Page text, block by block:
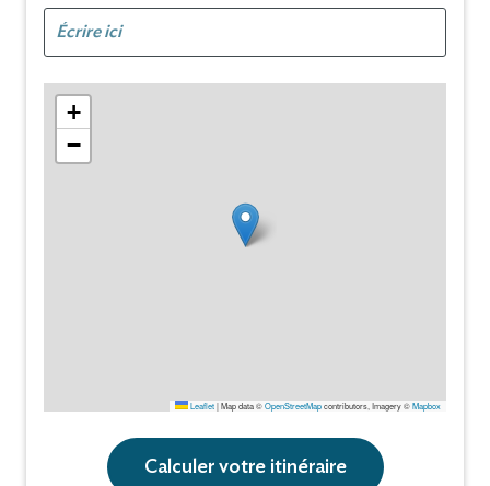
+
−
Leaflet|Map data ©OpenStreetMapcontributors, Imagery ©Mapbox
Calculer votre itinéraire